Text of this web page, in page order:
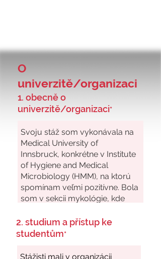
O
univerzitě/organizaci
1. obecně o
univerzitě/organizaci*
2. studium a přístup ke
studentům*